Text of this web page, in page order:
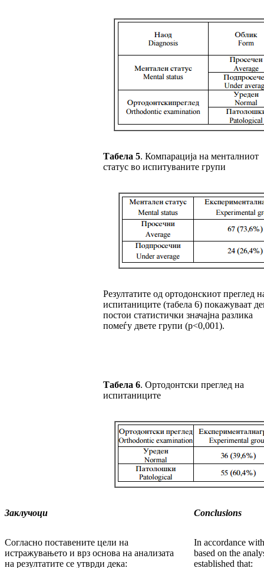
Табела 5. Компарација на менталниот
статус во испитуваните групи
Резултатите од ортодонскиот преглед
испитаниците (табела 6) покажуваат
постои статистички значајна разлика
помеѓу двете групи (р<0,001).
Табела 6. Ортодонтски преглед на
испитаниците
Заклучоци Conclusions
Согласно поставените цели на
истражувањето и врз основа на анализата
на резултатите се утврди дека:
In accordance
based on the
established that: